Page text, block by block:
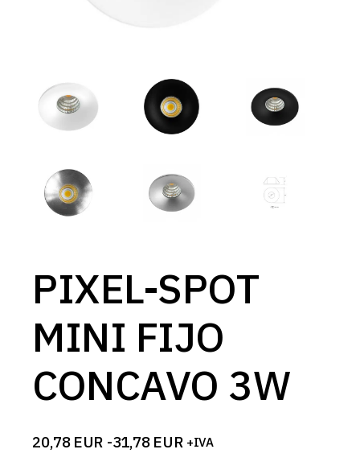
PIXEL-SPOT
MINI FIJO
CONCAVO 3W
20,78 EUR -31,78 EUR
Rango +IVA